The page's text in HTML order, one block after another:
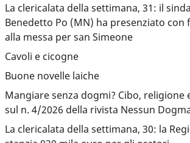
La clericalata della settimana, 31: il
Benedetto Po (MN) ha presenziato con
alla messa per san Simeone
Cavoli e cicogne
Buone novelle laiche
Mangiare senza dogmi? Cibo, religione
sul n. 4/2026 della rivista Nessun
La clericalata della settimana, 30: la